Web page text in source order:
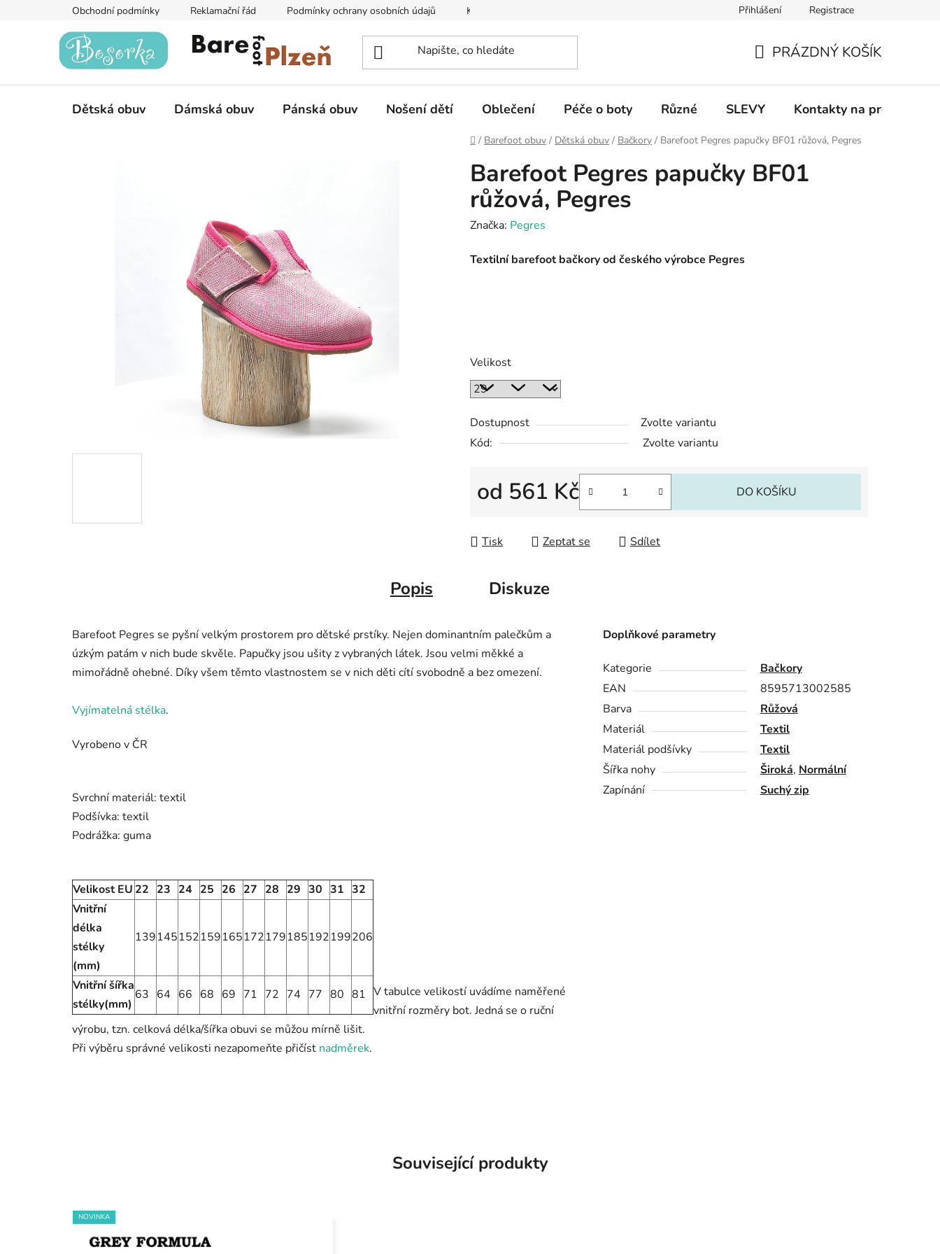
Obchodní podmínky Reklamační řád Podmínky ochrany osobních údajů Kontakty na prodejny Informace k on-line platbám Odstoupení od
Přihlášení Registrace
KOŠÍK
PRÁZDNÝ KOŠÍK
Dětská obuv Dámská obuv Pánská obuv Nošení dětí Oblečení Péče o boty Různé SLEVY Kontakty na prodejny
Domů
/ Barefoot obuv / Dětská obuv / Bačkory / Barefoot Pegres papučky BF01 růžová, Pegres
Barefoot Pegres papučky BF01
růžová, Pegres
Značka: Pegres
Textilní barefoot bačkory od českého výrobce Pegres
Velikost
Dostupnost
Zvolte variantu
Kód:
Zvolte variantu
od 561 Kč DO KOŠÍKU
Tisk Zeptat se Sdílet
Popis Diskuze
Barefoot Pegres se pyšní velkým prostorem pro dětské prstíky. Nejen dominantním palečkům a
úzkým patám v nich bude skvěle. Papučky jsou ušity z vybraných látek. Jsou velmi měkké a
mimořádně ohebné. Díky všem těmto vlastnostem se v nich děti cítí svobodně a bez omezení.
Vyjímatelná stélka.
Vyrobeno v ČR
Svrchní materiál: textil
Podšívka: textil
Podrážka: guma
Velikost EU 22 23 24 25 26 27 28 29 30 31 32
Vnitřní
délka
stélky
(mm)
139145152159165172179185192199206
Vnitřní šířka
stélky(mm)
63 64 66 68 69 71 72 74 77 80 81 V tabulce velikostí uvádíme naměřené
vnitřní rozměry bot. Jedná se o ruční
výrobu, tzn. celková délka/šířka obuvi se můžou mírně lišit.
Při výběru správné velikosti nezapomeňte přičíst nadměrek.
Doplňkové parametry
Kategorie
Bačkory
EAN
8595713002585
Barva
Růžová
Materiál
Textil
Materiál podšívky
Textil
Šířka nohy
Široká, Normální
Zapínání
Suchý zip
Související produkty
NOVINKA